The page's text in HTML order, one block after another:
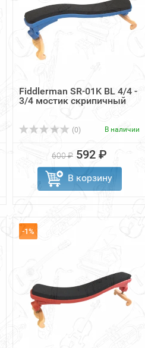
Fiddlerman SR-01K BL 4/4 -
3/4 мостик скрипичный
(0) В наличии
600 ₽ 592 ₽
В корзину
-1%